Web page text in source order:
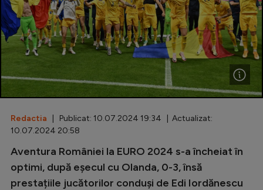
Echipa Națională
U21
Fotbal feminin
Diverse
Inedit
Redactia | Publicat: 10.07.2024 19:34 | Actualizat:
10.07.2024 20:58
Aventura României la EURO 2024 s-a încheiat în
optimi, după eșecul cu Olanda, 0-3, însă
prestațiile jucătorilor conduși de Edi Iordănescu